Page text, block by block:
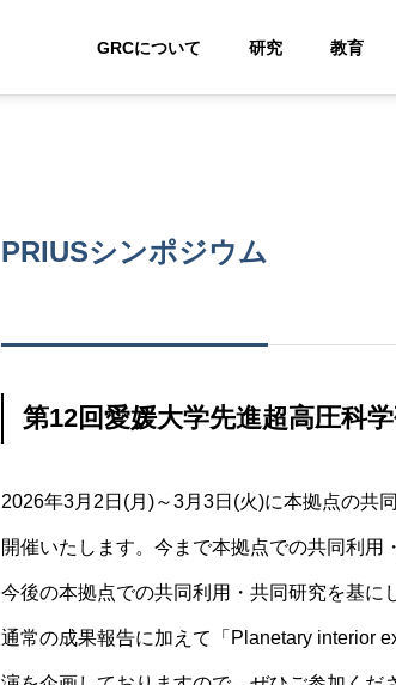
GRCについて 研究 教育
PRIUSシンポジウム
第12回愛媛大学先進超高圧科
2026年3月2日(月)～3月3日(火)に本拠点の共
開催いたします。今まで本拠点での共同利
今後の本拠点での共同利用・共同研究を基
通常の成果報告に加えて 「Planetary interior